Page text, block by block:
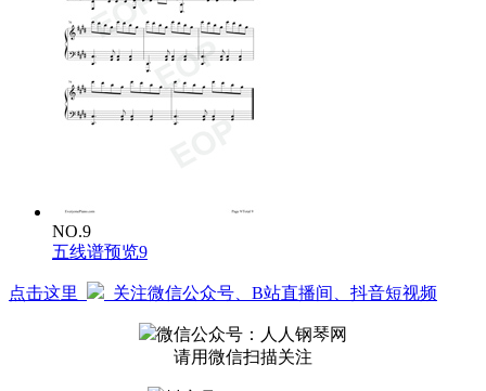
NO.9
五线谱预览9
点击这里 关注微信公众号、B站直播间、抖音短视频
微信公众号：人人钢琴网
请用微信扫描关注